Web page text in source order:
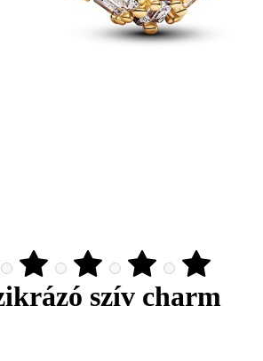
szív charm